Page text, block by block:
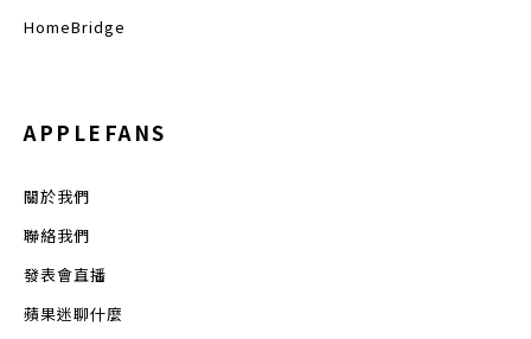
HomeBridge
APPLEFANS
關於我們
聯絡我們
發表會直播
蘋果迷聊什麼